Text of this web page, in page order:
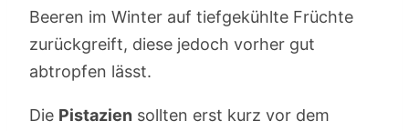
Beeren im Winter auf tiefgekühlte Früchte
zurückgreift, diese jedoch vorher gut
abtropfen lässt.
Die Pistazien sollten erst kurz vor dem